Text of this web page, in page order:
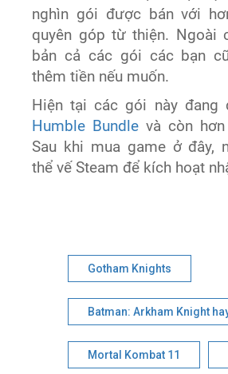
nghìn gói được bán với
quyên góp từ thiện. Ngoài
bản cả các gói các bạn
thêm tiền nếu muốn.
Hiện tại các gói này đang
Humble Bundle và còn
Sau khi mua game ở đây,
thể vế Steam để kích hoạt
Gotham Knights
Batman: Arkham Knight
Mortal Kombat 11